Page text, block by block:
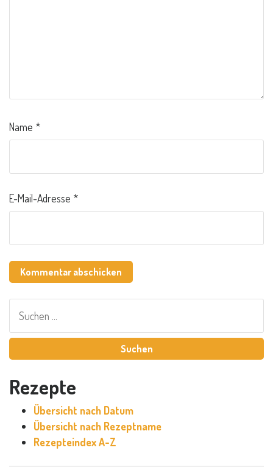
Name *
E-Mail-Adresse *
nach:
Rezepte
Übersicht nach Datum
Übersicht nach Rezeptname
Rezepteindex A-Z